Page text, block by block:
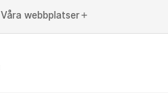
Våra webbplatser add